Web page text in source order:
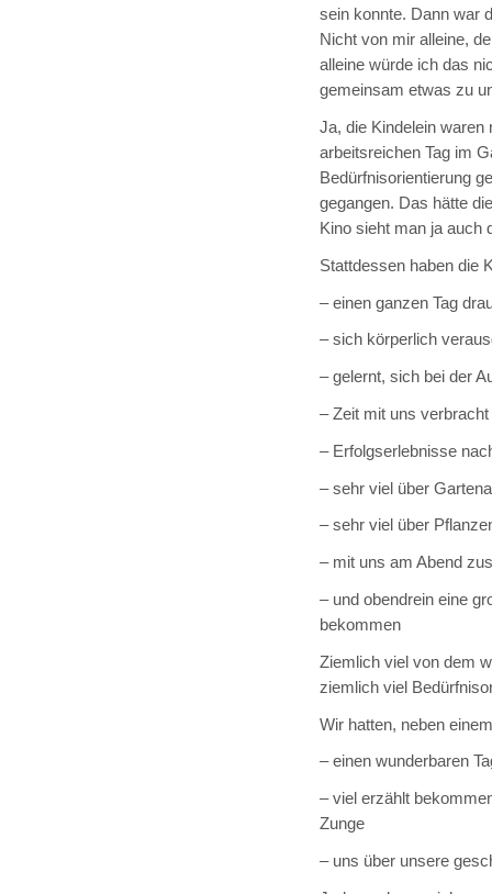
sein konnte. Dann war
Nicht von mir alleine,
alleine würde ich das
gemeinsam etwas zu
Ja, die Kindelein waren
arbeitsreichen Tag im
Bedürfnisorientierung
gegangen. Das hätte
Kino sieht man ja auch
Stattdessen haben die
– einen ganzen Tag
– sich körperlich
– gelernt, sich bei der
– Zeit mit uns verbracht
– Erfolgserlebnisse
– sehr viel über
– sehr viel über
– mit uns am Abend
– und obendrein eine
bekommen
Ziemlich viel von dem
ziemlich viel
Wir hatten, neben
– einen wunderbaren
– viel erzählt
Zunge
– uns über unsere